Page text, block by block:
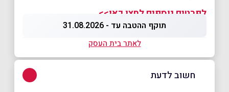
לפרטים נוספים לחצו כאן>>
תוקף ההטבה עד - 31.08.2026
לאתר בית העסק
חשוב לדעת